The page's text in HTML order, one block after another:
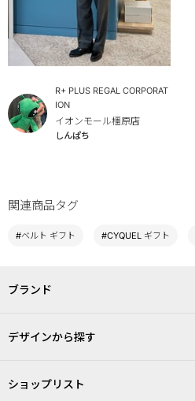
R+ PLUS REGAL CORPORAT
ION
イオンモール橿原店
しんぱち
関連商品タグ
#ベルト ギフト #CYQUEL ギフト
ブランド
デザインから探す
ショップリスト